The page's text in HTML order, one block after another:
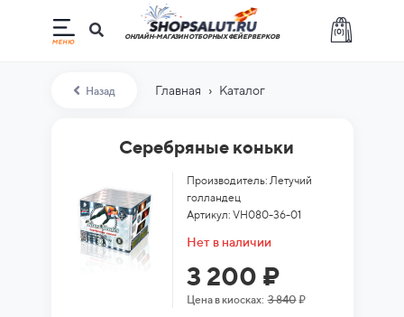
(0)
ОНЛАЙН-МАГАЗИН ОТБОРНЫХ ФЕЙЕРВЕРКОВ
Назад Главная › Каталог
Серебряные коньки
Производитель: Летучий
голландец
Артикул: VH080-36-01
Нет в наличии
3 200 ₽
Цена в киосках:3 840₽